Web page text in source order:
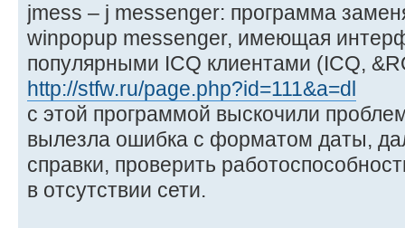
jmess – j messenger: программа
winpopup messenger, имеющая
популярными ICQ клиентами (ICQ,
http://stfw.ru/page.php?id=111&a=dl
с этой программой выскочили
вылезла ошибка с форматом даты,
справки, проверить
в отсутствии сети.